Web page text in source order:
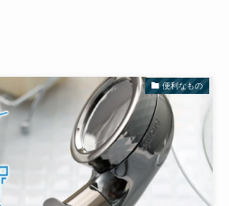
便利なもの